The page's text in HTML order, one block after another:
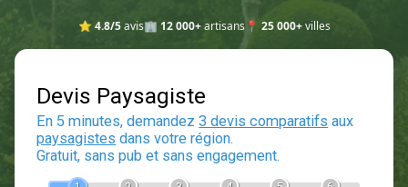
⭐ 4.8/5avis🏢 12 000+artisans📍 25 000+villes
Devis Paysagiste